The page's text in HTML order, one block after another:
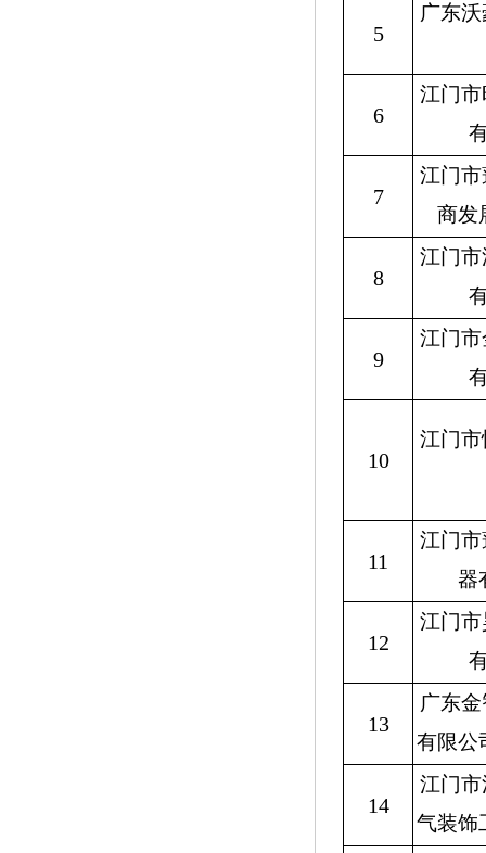
5
广东
6
江门
7
江门
商发
8
江门
9
江门
10
江门
11
江门
器
12
江门
13
广东
有限公
14
江门
气装饰